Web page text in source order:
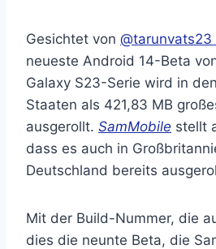
Gesichtet von
neueste Android 14-Beta
Galaxy S23-Serie wird in
Staaten als 421,83 MB
ausgerollt. SamMobile stellt
dass es auch in
Deutschland bereits
Mit der Build-Nummer, die
dies die neunte Beta, die